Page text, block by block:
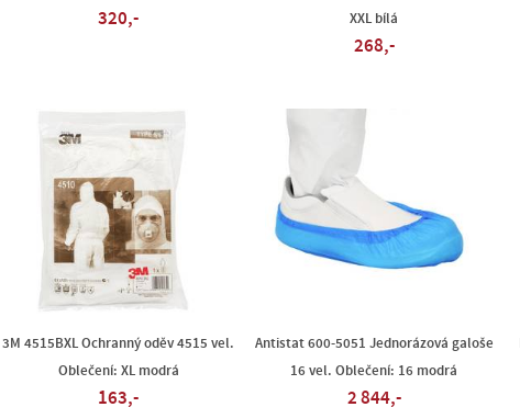
320,-
XXL bílá
268,-
3M 4515BXL Ochranný oděv 4515 vel.
Oblečení: XL modrá
163,-
Antistat 600-5051 Jednorázová galoše
16 vel. Oblečení: 16 modrá
2 844,-